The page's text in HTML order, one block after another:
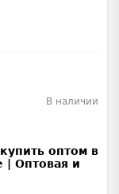
В наличии